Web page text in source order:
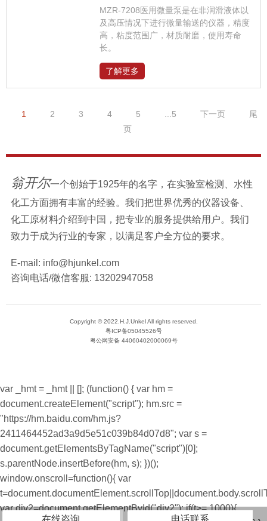
MZR-7208医用微量泵是在非润滑液体以
及高压情况下进行微量输送的仪器，精度
高，粘度范围广，材质耐磨，使用寿命
长。
了解更多
1 2 3 4 5 ...5 下一页
尾
页
翁开尔一个创始于1925年的名字，在实验室检测、水性
化工方面拥有丰富的经验。我们把世界优秀的仪器设备、
化工原材料介绍到中国，把专业的服务提供给用户。我们
致力于成为行业的专家，以满足客户全方位的要求。
E-mail: info@hjunkel.com
咨询电话/微信客服: 13202947058
Copyright © 2022.H.J.Unkel All rights reserved.
粤ICP备05045526号
粤公网安备 44060402000069号
在线咨询 电话联系
var _hmt = _hmt || []; (function() { var hm =
document.createElement("script"); hm.src =
"https://hm.baidu.com/hm.js?
2411464452ad3a9d5e51c039b84d07d8"; var s =
document.getElementsByTagName("script")[0];
s.parentNode.insertBefore(hm, s); })();
window.onscroll=function(){ var
var div2=document.getElementById("div2"); if(t>= 1000){